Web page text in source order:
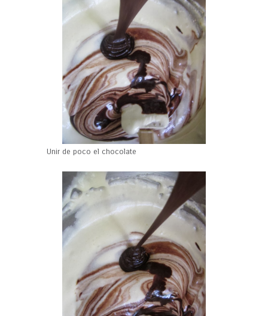
Unir de poco el chocolate